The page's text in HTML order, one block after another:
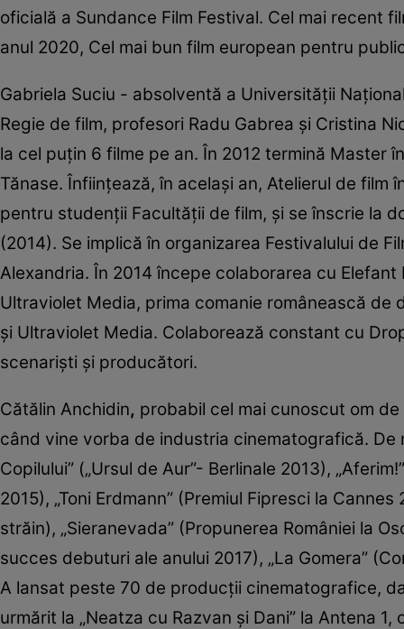
oficială a Sundance Film Festival. Cel mai recent
anul 2020, Cel mai bun film european pentru
Gabriela Suciu - absolventă a Universităţii
Regie de film, profesori Radu Gabrea şi Cristina
la cel puţin 6 filme pe an. În 2012 termină Master
Tănase. Înfiinţează, în acelaşi an, Atelierul de
pentru studenţii Facultăţii de film, şi se înscrie la
(2014). Se implică în organizarea Festivalului de
Alexandria. În 2014 începe colaborarea cu
Ultraviolet Media, prima comanie românească de
şi Ultraviolet Media. Colaborează constant cu
scenarişti şi producători.
Cătălin Anchidin, probabil cel mai cunoscut om
când vine vorba de industria cinematografică.
Copilului” („Ursul de Aur”- Berlinale 2013),
2015), „Toni Erdmann” (Premiul Fipresci la
străin), „Sieranevada” (Propunerea României la
succes debuturi ale anului 2017), „La Gomera”
A lansat peste 70 de producţii cinematografice,
urmărit la „Neatza cu Razvan şi Dani” la Antena